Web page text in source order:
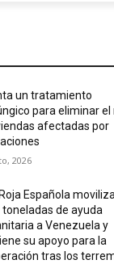
un tratamiento
para eliminar el
afectadas por
2026
Española
toneladas de ayuda
a Venezuela y
su apoyo para la
tras los